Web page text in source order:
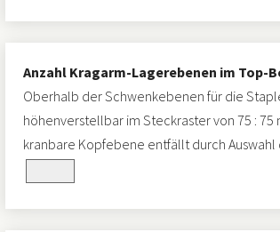
Anzahl Kragarm-Lagerebenen im Top-
Oberhalb der Schwenkebenen für die
höhenverstellbar im Steckraster von 75 :
kranbare Kopfebene entfällt durch Auswahl